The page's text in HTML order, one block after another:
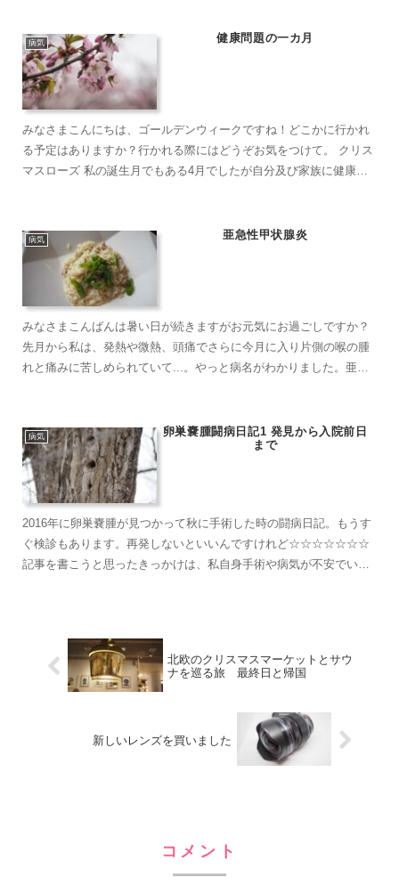
病気 健康問題の一カ月
みなさまこんにちは、ゴールデンウィークですね！どこかに行かれ
る予定はありますか？行かれる際にはどうぞお気をつけて。 クリス
マスローズ 私の誕生月でもある4月でしたが自分及び家族に健康問
病気 亜急性甲状腺炎
みなさまこんばんは暑い日が続きますがお元気にお過ごしですか？
先月から私は、発熱や微熱、頭痛でさらに今月に入り片側の喉の腫
れと痛みに苦しめられていて...。やっと病名がわかりました。亜急
病気
卵巣嚢腫闘病日記1 発見から入院前日
まで
2016年に卵巣嚢腫が見つかって秋に手術した時の闘病日記。もうす
ぐ検診もあります。再発しないといいんですけれど☆☆☆☆☆☆☆
記事を書こうと思ったきっかけは、私自身手術や病気が不安でいろ
北欧のクリスマスマーケットとサウ
ナを巡る旅 最終日と帰国
新しいレンズを買いました
コメント